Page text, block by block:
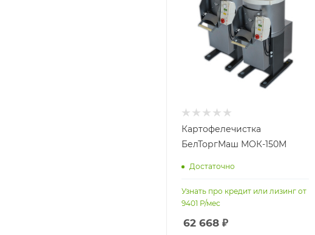
Картофелечистка
БелТоргМаш МОК-150М
Достаточно
Узнать про кредит или лизинг от
9401 Р/мес
62 668 ₽